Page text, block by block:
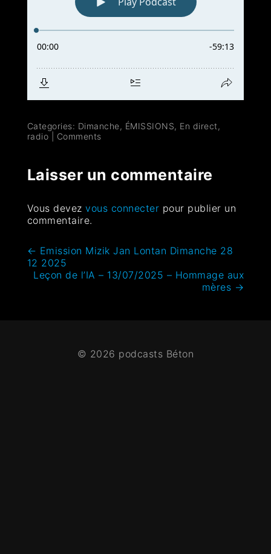
Categories: Dimanche, ÉMISSIONS, En direct ,
radio
Comments
Laisser un commentaire
Vous devezvous connecter pour publier un
commentaire.
← Emission Mizik Jan Lontan Dimanche 28
12 2025
Leçon de l’IA – 13/07/2025 – Hommage aux
mères →
© 2026 podcasts Béton